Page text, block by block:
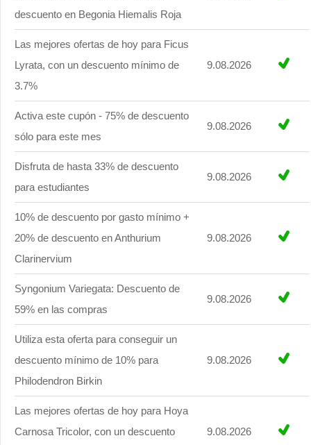
descuento en Begonia Hiemalis Roja
Las mejores ofertas de hoy para Ficus
Lyrata, con un descuento mínimo de
3.7%
9.08.2026
Activa este cupón - 75% de descuento
sólo para este mes
9.08.2026
Disfruta de hasta 33% de descuento
para estudiantes
9.08.2026
10% de descuento por gasto mínimo +
20% de descuento en Anthurium
Clarinervium
9.08.2026
Syngonium Variegata: Descuento de
59% en las compras
9.08.2026
Utiliza esta oferta para conseguir un
descuento mínimo de 10% para
Philodendron Birkin
9.08.2026
Las mejores ofertas de hoy para Hoya
Carnosa Tricolor, con un descuento
9.08.2026